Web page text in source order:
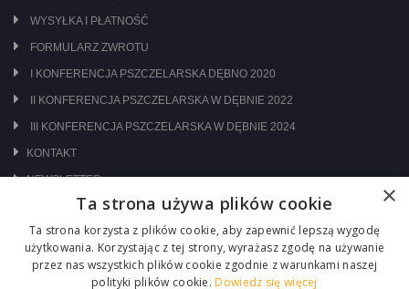
WYSYŁKA I PŁATNOŚĆ
FORMULARZ ZWROTU
I KONFERENCJA PSZCZELARSKA DĘBNO 2020
II KONFERENCJA PSZCZELARSKA W DĘBNIE 2022
III KONFERENCJA PSZCZELARSKA W DĘBNIE 2024
KONTAKT
NEWSLETTER
ODWIEDŹ NAS NA:
×
Ta strona używa plików cookie
Ta strona korzysta z plików cookie, aby zapewnić lepszą wygodę
użytkowania. Korzystając z tej strony, wyrażasz zgodę na używanie
przez nas wszystkich plików cookie zgodnie z warunkami naszej
polityki plików cookie. Dowiedz się więcej